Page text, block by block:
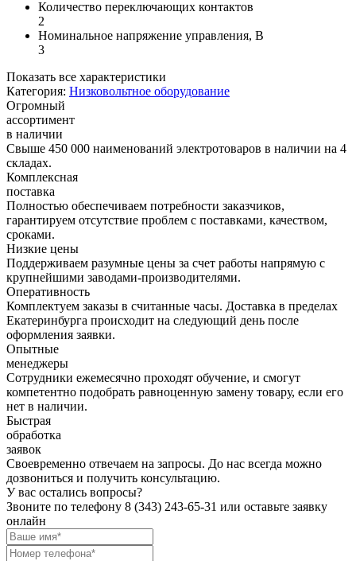
Количество переключающих контактов
2
Номинальное напряжение управления, В
3
Показать все характеристики
Категория: Низковольтное оборудование
Огромный
ассортимент
в наличии
Свыше 450 000 наименований электротоваров в наличии на 4
складах.
Комплексная
поставка
Полностью обеспечиваем потребности заказчиков,
гарантируем отсутствие проблем с поставками, качеством,
сроками.
Низкие цены
Поддерживаем разумные цены за счет работы напрямую с
крупнейшими заводами-производителями.
Оперативность
Комплектуем заказы в считанные часы. Доставка в пределах
Екатеринбурга происходит на следующий день после
оформления заявки.
Опытные
менеджеры
Сотрудники ежемесячно проходят обучение, и смогут
компетентно подобрать равноценную замену товару, если его
нет в наличии.
Быстрая
обработка
заявок
Своевременно отвечаем на запросы. До нас всегда можно
дозвониться и получить консультацию.
У вас остались вопросы?
Звоните по телефону 8 (343) 243-65-31 или оставьте заявку
онлайн